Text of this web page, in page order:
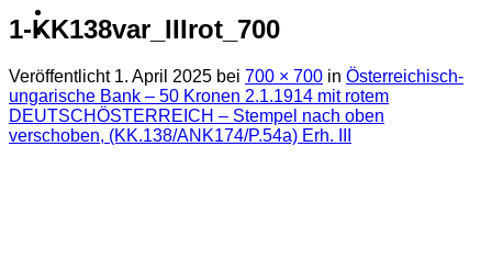
1-KK138var_IIIrot_700
Veröffentlicht 1. April 2025 bei 700 × 700 in Österreichisch-
ungarische Bank – 50 Kronen 2.1.1914 mit rotem
DEUTSCHÖSTERREICH – Stempel nach oben
verschoben, (KK.138/ANK174/P.54a) Erh. III